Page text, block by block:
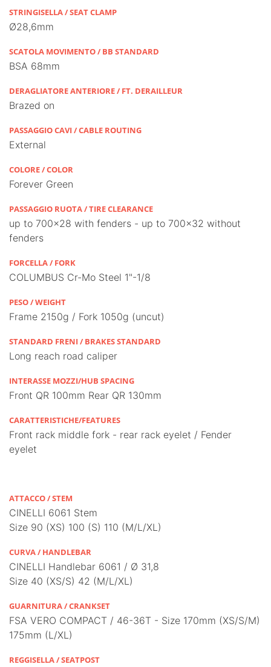
STRINGISELLA / SEAT CLAMP
Ø28,6mm
SCATOLA MOVIMENTO / BB STANDARD
BSA 68mm
DERAGLIATORE ANTERIORE / FT. DERAILLEUR
Brazed on
PASSAGGIO CAVI / CABLE ROUTING
External
COLORE / COLOR
Forever Green
PASSAGGIO RUOTA / TIRE CLEARANCE
up to 700x28 with fenders - up to 700x32 without
fenders
FORCELLA / FORK
COLUMBUS Cr-Mo Steel 1"-1/8
PESO / WEIGHT
Frame 2150g / Fork 1050g (uncut)
STANDARD FRENI / BRAKES STANDARD
Long reach road caliper
INTERASSE MOZZI/HUB SPACING
Front QR 100mm Rear QR 130mm
CARATTERISTICHE/FEATURES
Front rack middle fork - rear rack eyelet / Fender
eyelet
ATTACCO / STEM
CINELLI 6061 Stem
Size 90 (XS) 100 (S) 110 (M/L/XL)
CURVA / HANDLEBAR
CINELLI Handlebar 6061 / Ø 31,8
Size 40 (XS/S) 42 (M/L/XL)
GUARNITURA / CRANKSET
FSA VERO COMPACT / 46-36T - Size 170mm (XS/S/M)
175mm (L/XL)
REGGISELLA / SEATPOST